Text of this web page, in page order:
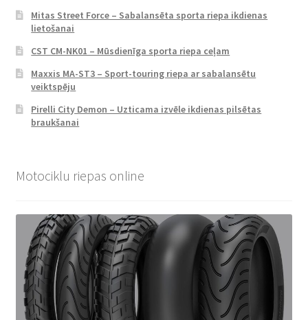
Mitas Street Force – Sabalansēta sporta riepa ikdienas
lietošanai
CST CM-NK01 – Mūsdienīga sporta riepa ceļam
Maxxis MA-ST3 – Sport-touring riepa ar sabalansētu
veiktspēju
Pirelli City Demon – Uzticama izvēle ikdienas pilsētas
braukšanai
Motociklu riepas online